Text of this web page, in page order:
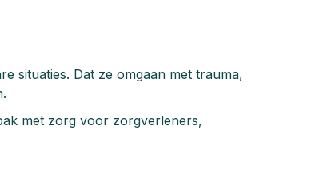
situaties. Dat ze omgaan met trauma,
met zorg voor zorgverleners,